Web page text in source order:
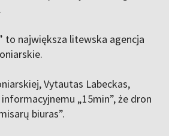
to największa litewska agencja
Vytautas Labeckas,
„15min”, że dron
biuras”.